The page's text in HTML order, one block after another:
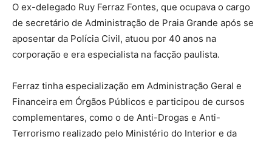
O ex-delegado Ruy Ferraz Fontes, que ocupava o cargo
de secretário de Administração de Praia Grande após se
aposentar da Polícia Civil, atuou por 40 anos na
corporação e era especialista na facção paulista.
Ferraz tinha especialização em Administração Geral e
Financeira em Órgãos Públicos e participou de cursos
complementares, como o de Anti-Drogas e Anti-
Terrorismo realizado pelo Ministério do Interior e da